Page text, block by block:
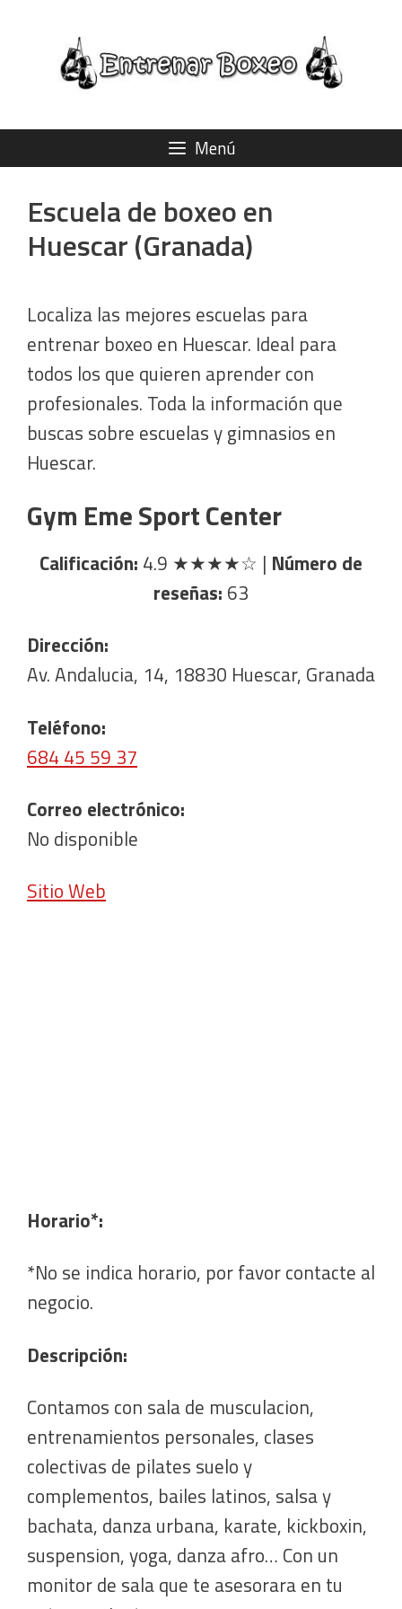
contenido
Menú
Escuela de boxeo en
Huescar (Granada)
Localiza las mejores escuelas para
entrenar boxeo en Huescar. Ideal para
todos los que quieren aprender con
profesionales. Toda la información que
buscas sobre escuelas y gimnasios en
Huescar.
Gym Eme Sport Center
Calificación: 4.9 ★★★★☆ | Número de
reseñas: 63
Dirección:
Av. Andalucia, 14, 18830 Huescar, Granada
Teléfono:
684 45 59 37
Correo electrónico:
No disponible
Sitio Web
Horario*:
*No se indica horario, por favor contacte al
negocio.
Descripción:
Contamos con sala de musculacion,
entrenamientos personales, clases
colectivas de pilates suelo y
complementos, bailes latinos, salsa y
bachata, danza urbana, karate, kickboxin,
suspension, yoga, danza afro… Con un
monitor de sala que te asesorara en tu